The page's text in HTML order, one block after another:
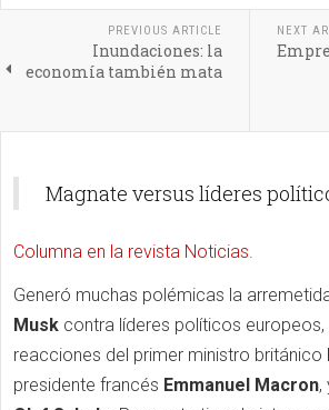
PREVIOUS ARTICLE
Inundaciones: la
economía también mata
NEXT
Magnate versus líderes
Columna en la revista Noticias.
Generó muchas polémicas la
Musk contra líderes políticos
reacciones del primer ministro británico
presidente francés Emmanuel Macron,